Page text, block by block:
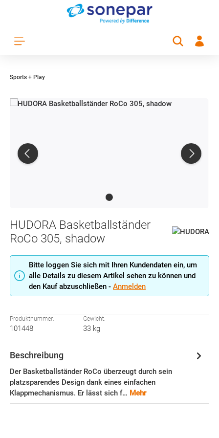
Zum Hauptinhalt springen
Sports + Play
HUDORA Basketballständer
RoCo 305, shadow
Bitte loggen Sie sich mit Ihren Kundendaten ein, um
alle Details zu diesem Artikel sehen zu können und
den Kauf abzuschließen - Anmelden
Produktnummer:
101448
Gewicht:
33 kg
Beschreibung
Der Basketballständer RoCo überzeugt durch sein
platzsparendes Design dank eines einfachen
Klappmechanismus. Er lässt sich f… Mehr